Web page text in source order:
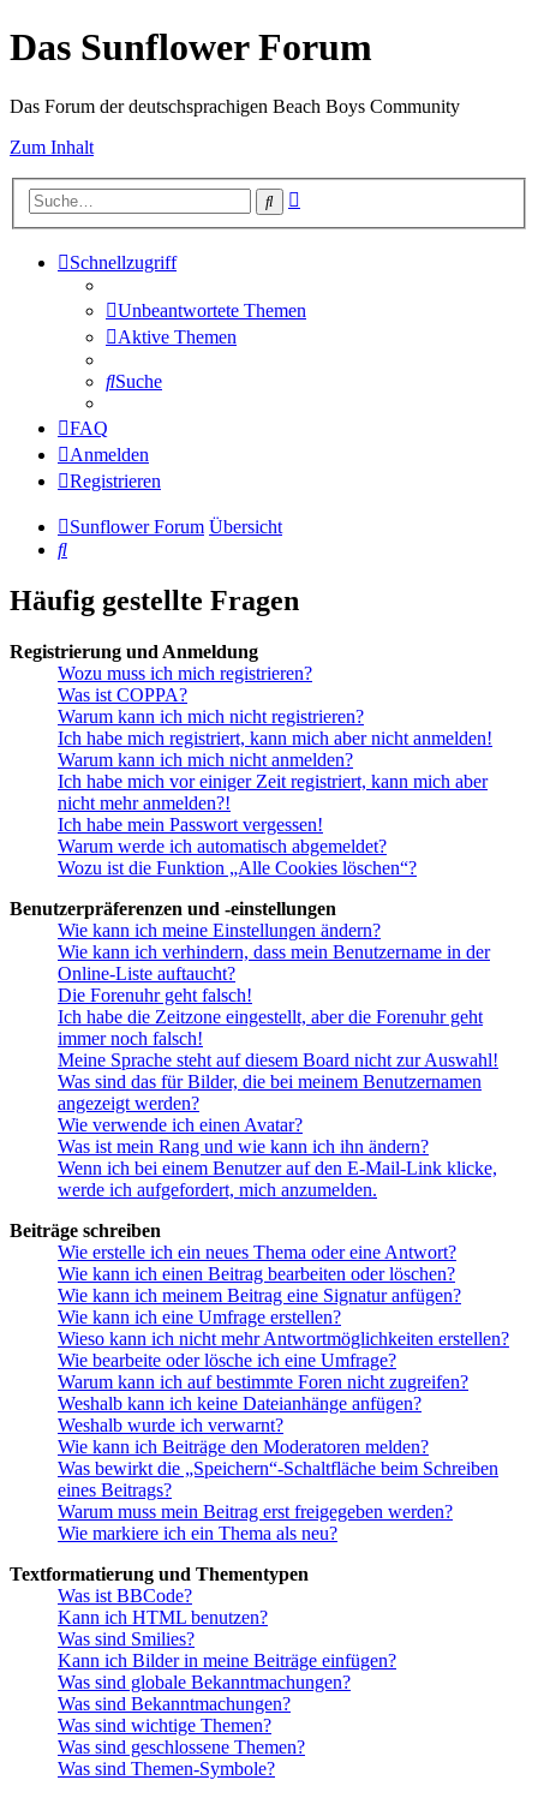
Das Sunflower Forum
Das Forum der deutschsprachigen Beach Boys Community
Zum Inhalt
Suche
Schnellzugriff
Unbeantwortete Themen
Aktive Themen
Suche
FAQ
Anmelden
Registrieren
Sunflower Forum Übersicht
Suche
Häufig gestellte Fragen
Registrierung und Anmeldung
Wozu muss ich mich registrieren?
Was ist COPPA?
Warum kann ich mich nicht registrieren?
Ich habe mich registriert, kann mich aber nicht anmelden!
Warum kann ich mich nicht anmelden?
Ich habe mich vor einiger Zeit registriert, kann mich aber
nicht mehr anmelden?!
Ich habe mein Passwort vergessen!
Warum werde ich automatisch abgemeldet?
Wozu ist die Funktion „Alle Cookies löschen“?
Benutzerpräferenzen und -einstellungen
Wie kann ich meine Einstellungen ändern?
Wie kann ich verhindern, dass mein Benutzername in der
Online-Liste auftaucht?
Die Forenuhr geht falsch!
Ich habe die Zeitzone eingestellt, aber die Forenuhr geht
immer noch falsch!
Meine Sprache steht auf diesem Board nicht zur Auswahl!
Was sind das für Bilder, die bei meinem Benutzernamen
angezeigt werden?
Wie verwende ich einen Avatar?
Was ist mein Rang und wie kann ich ihn ändern?
Wenn ich bei einem Benutzer auf den E-Mail-Link klicke,
werde ich aufgefordert, mich anzumelden.
Beiträge schreiben
Wie erstelle ich ein neues Thema oder eine Antwort?
Wie kann ich einen Beitrag bearbeiten oder löschen?
Wie kann ich meinem Beitrag eine Signatur anfügen?
Wie kann ich eine Umfrage erstellen?
Wieso kann ich nicht mehr Antwortmöglichkeiten erstellen?
Wie bearbeite oder lösche ich eine Umfrage?
Warum kann ich auf bestimmte Foren nicht zugreifen?
Weshalb kann ich keine Dateianhänge anfügen?
Weshalb wurde ich verwarnt?
Wie kann ich Beiträge den Moderatoren melden?
Was bewirkt die „Speichern“-Schaltfläche beim Schreiben
eines Beitrags?
Warum muss mein Beitrag erst freigegeben werden?
Wie markiere ich ein Thema als neu?
Textformatierung und Thementypen
Was ist BBCode?
Kann ich HTML benutzen?
Was sind Smilies?
Kann ich Bilder in meine Beiträge einfügen?
Was sind globale Bekanntmachungen?
Was sind Bekanntmachungen?
Was sind wichtige Themen?
Was sind geschlossene Themen?
Was sind Themen-Symbole?